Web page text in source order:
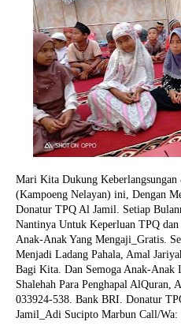
Mari Kita Dukung
(Kampoeng Nelayan) ini, Dengan
Donatur TPQ Al Jamil. Setiap
Nantinya Untuk Keperluan TPQ
Anak-Anak Yang Mengaji_Gratis.
Menjadi Ladang Pahala, Amal
Bagi Kita. Dan Semoga Anak-Anak
Shalehah Para Penghapal AlQuran,
033924-538. Bank BRI. Donatur
Jamil_Adi Sucipto Marbun Call/Wa: